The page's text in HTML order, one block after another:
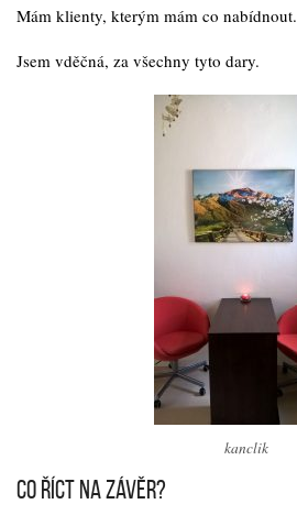
Mám klienty, kterým mám co nabídnout.
Jsem vděčná, za všechny tyto dary.
kanclik
Co říct na závěr?